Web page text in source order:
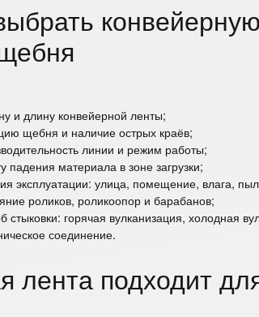
и длину конвейерной ленты;
щебня и наличие острых краёв;
линии и режим работы;
падения материала в зоне загрузки;
эксплуатации: улица, помещение, влага,
роликов, роликоопор и барабанов;
стыковки: горячая вулканизация, холодная
соединение.
лента подходит